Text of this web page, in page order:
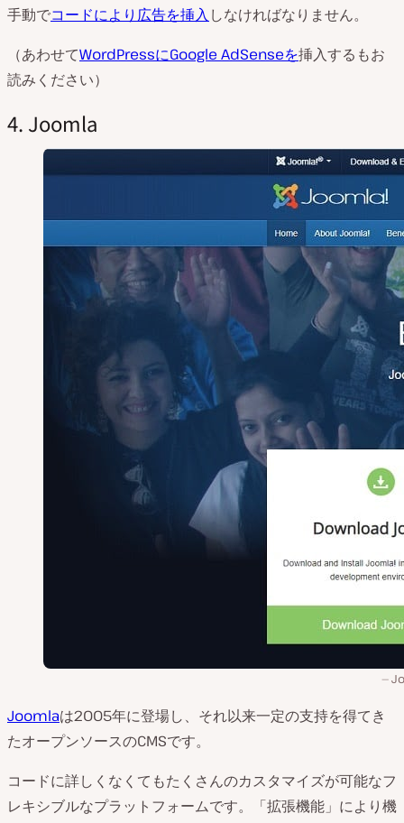
手動でコードにより広告を挿入 しなければなりません。
（あわせてWordPressにGoogle AdSenseを挿入するもお
読みください）
4. Joomla
Joomlaは2005年に登場し、それ以来一定の支持を得てき
たオープンソースのCMSです。
コードに詳しくなくてもたくさんのカスタマイズが可能なフ
レキシブルなプラットフォームです。「拡張機能」により機